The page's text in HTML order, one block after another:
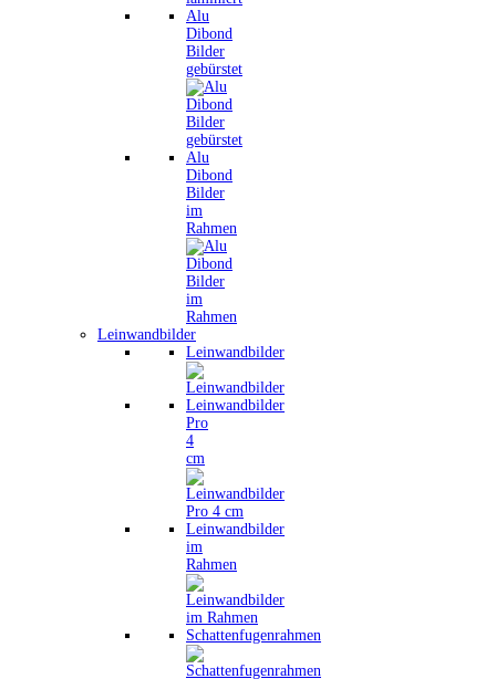
Alu
Dibond
Bilder
gebürstet
Alu
Dibond
Bilder
im
Rahmen
Leinwandbilder
Leinwandbilder
Leinwandbilder
Pro
4
cm
Leinwandbilder
im
Rahmen
Schattenfugenrahmen